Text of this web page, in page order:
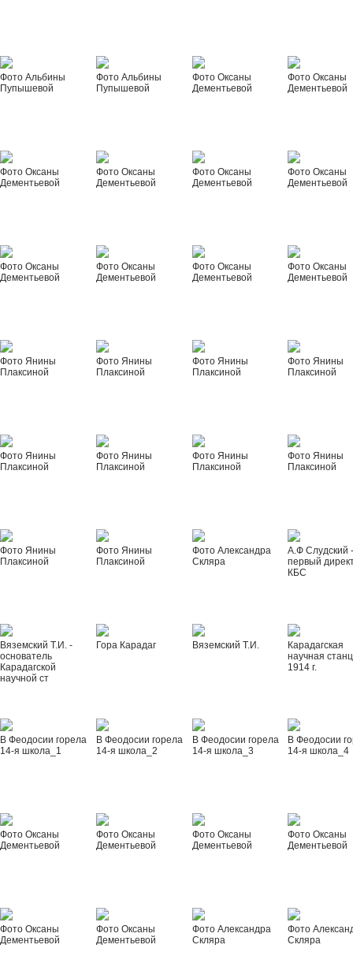
Фото Альбины
Пупышевой
Фото Альбины
Пупышевой
Фото Оксаны
Дементьевой
Фото Оксаны
Дементьевой
Фото Оксаны
Дементьевой
Фото Оксаны
Дементьевой
Фото Оксаны
Дементьевой
Фото Оксаны
Дементьевой
Фото Оксаны
Дементьевой
Фото Оксаны
Дементьевой
Фото Оксаны
Дементьевой
Фото Оксаны
Дементьевой
Фото Янины
Плаксиной
Фото Янины
Плаксиной
Фото Янины
Плаксиной
Фото Янины
Плаксиной
Фото Янины
Плаксиной
Фото Янины
Плаксиной
Фото Янины
Плаксиной
Фото Янины
Плаксиной
Фото Янины
Плаксиной
Фото Янины
Плаксиной
Фото Александра
Скляра
А.Ф Слудский
первый
КБС
Вяземский Т.И. -
основатель
Карадагской
научной ст
Гора Карадаг Вяземский Т.И.
Карадагская
научная
1914 г.
В Феодосии горела
14-я школа_1
В Феодосии горела
14-я школа_2
В Феодосии горела
14-я школа_3
В Феодосии
14-я школа_4
Фото Оксаны
Дементьевой
Фото Оксаны
Дементьевой
Фото Оксаны
Дементьевой
Фото Оксаны
Дементьевой
Фото Оксаны
Дементьевой
Фото Оксаны
Дементьевой
Фото Александра
Скляра
Фото
Скляра